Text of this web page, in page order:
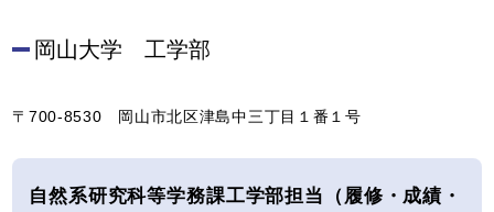
岡山大学 工学部
〒700-8530 岡山市北区津島中三丁目１番１号
自然系研究科等学務課工学部担当（履修・成績・